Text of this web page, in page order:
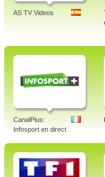
AS TV Videos
CanalPlus:
Infosport en direct